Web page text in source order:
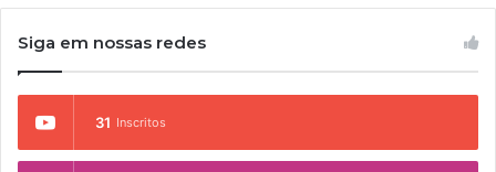
Siga em nossas redes
31 Inscritos